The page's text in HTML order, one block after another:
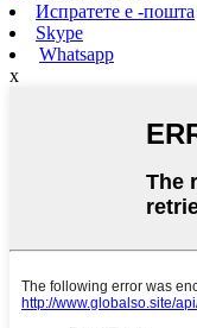
Испратете е -пошта
Skype
Whatsapp
x